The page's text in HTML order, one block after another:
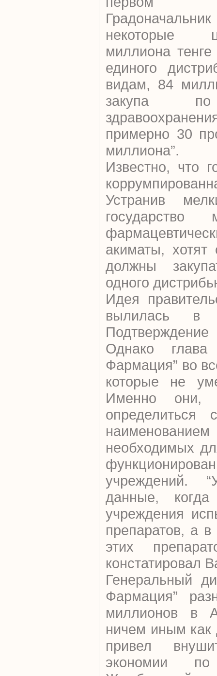
некоторые
миллиона
единого
видам, 84
закупа по
примерно 30
миллиона”.
Известно, что
Устранив
государство
акиматы, хотят
должны
одного
Идея
вылилась в
Однако глава
Фармация” во
которые не
Именно они,
определиться
необходимых
учреждений.
данные,
учреждения
препаратов, а в
этих
констатировал
Генеральный
Фармация”
миллионов в
ничем иным как
привел
экономии